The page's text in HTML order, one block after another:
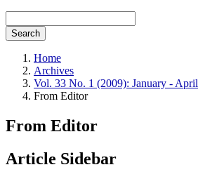
Search
Home
Archives
Vol. 33 No. 1 (2009): January - April
From Editor
From Editor
Article Sidebar